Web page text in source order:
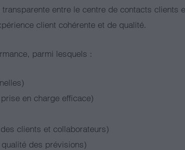
entre le centre de contacts clients
client cohérente et de qualité.
parmi lesquels :
en charge efficace)
clients et collaborateurs)
des prévisions)